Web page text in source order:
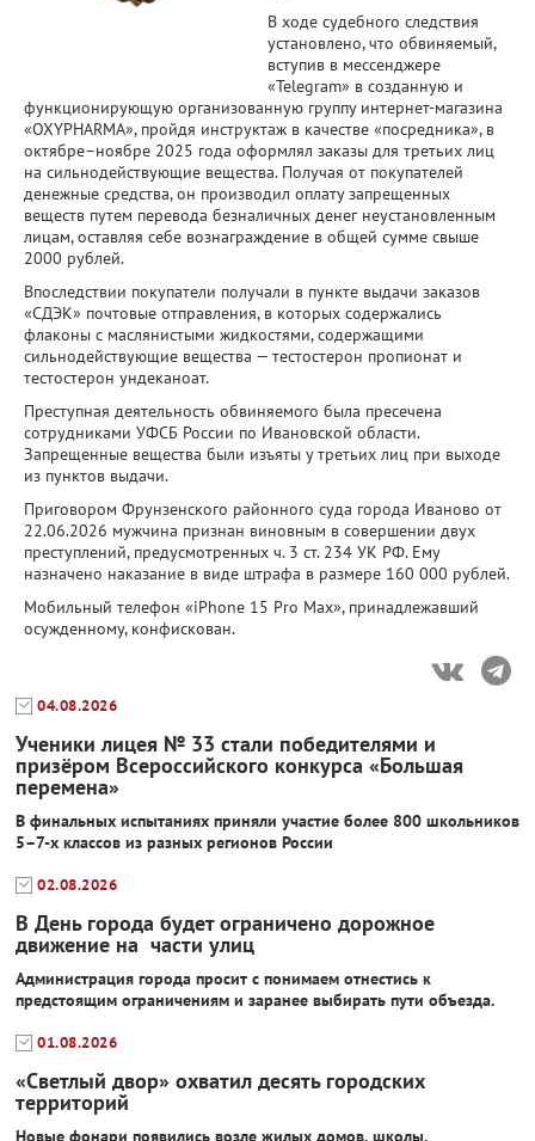
В ходе судебного следствия
установлено, что обвиняемый,
вступив в мессенджере
«Telegram» в созданную и
функционирующую организованную группу интернет-магазина
«OXYPHARMA», пройдя инструктаж в качестве «посредника», в
октябре–ноябре 2025 года оформлял заказы для третьих лиц
на сильнодействующие вещества. Получая от покупателей
денежные средства, он производил оплату запрещенных
веществ путем перевода безналичных денег неустановленным
лицам, оставляя себе вознаграждение в общей сумме свыше
2000 рублей.
Впоследствии покупатели получали в пункте выдачи заказов
«СДЭК» почтовые отправления, в которых содержались
флаконы с маслянистыми жидкостями, содержащими
сильнодействующие вещества — тестостерон пропионат и
тестостерон ундеканоат.
Преступная деятельность обвиняемого была пресечена
сотрудниками УФСБ России по Ивановской области.
Запрещенные вещества были изъяты у третьих лиц при выходе
из пунктов выдачи.
Приговором Фрунзенского районного суда города Иваново от
22.06.2026 мужчина признан виновным в совершении двух
преступлений, предусмотренных ч. 3 ст. 234 УК РФ. Ему
назначено наказание в виде штрафа в размере 160 000 рублей.
Мобильный телефон «iPhone 15 Pro Max», принадлежавший
осужденному, конфискован.
04.08.2026
Ученики лицея № 33 стали победителями и
призёром Всероссийского конкурса «Большая
перемена»
В финальных испытаниях приняли участие более 800 школьников
5–7-х классов из разных регионов России
02.08.2026
В День города будет ограничено дорожное
движение на части улиц
Администрация города просит с понимаем отнестись к
предстоящим ограничениям и заранее выбирать пути объезда.
01.08.2026
«Светлый двор» охватил десять городских
территорий
Новые фонари появились возле жилых домов, школы,